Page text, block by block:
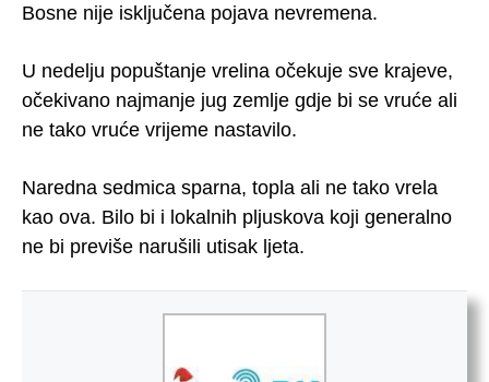
Bosne nije isključena pojava nevremena.
U nedelju popuštanje vrelina očekuje sve krajeve,
očekivano najmanje jug zemlje gdje bi se vruće ali
ne tako vruće vrijeme nastavilo.
Naredna sedmica sparna, topla ali ne tako vrela
kao ova. Bilo bi i lokalnih pljuskova koji generalno
ne bi previše narušili utisak ljeta.